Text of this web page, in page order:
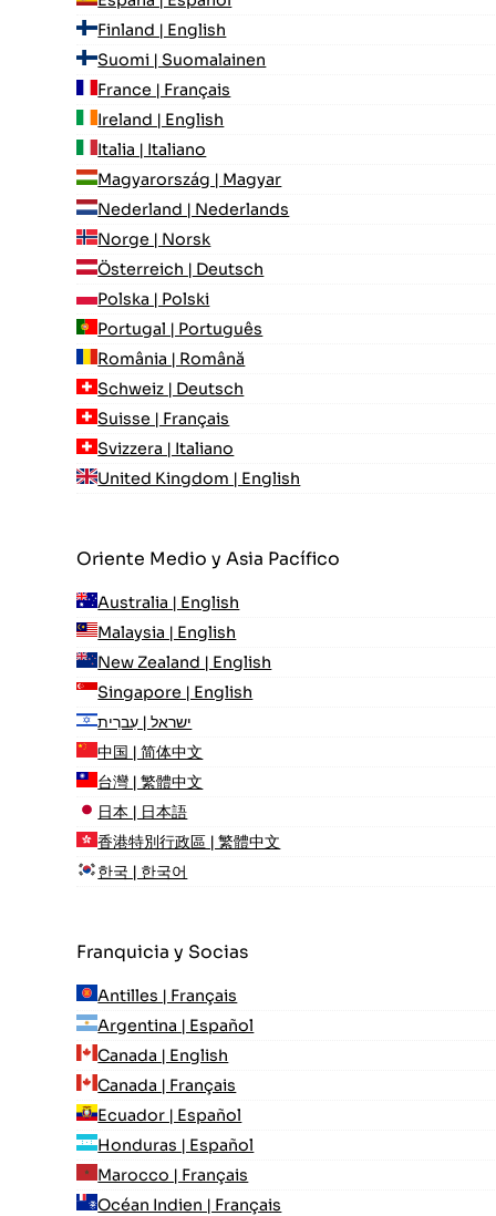
Finland | English
Suomi | Suomalainen
France | Français
Ireland | English
Italia | Italiano
Magyarország | Magyar
Nederland | Nederlands
Norge | Norsk
Österreich | Deutsch
Polska | Polski
Portugal | Português
România | Română
Schweiz | Deutsch
Suisse | Français
Svizzera | Italiano
United Kingdom | English
Oriente Medio y Asia Pacífico
Australia | English
Malaysia | English
New Zealand | English
Singapore | English
ישראל | עִברִית
中国 | 简体中文
台灣 | 繁體中文
日本 | 日本語
香港特別行政區 | 繁體中文
한국 | 한국어
Franquicia y Socias
Antilles | Français
Argentina | Español
Canada | English
Canada | Français
Ecuador | Español
Honduras | Español
Marocco | Français
Océan Indien | Français